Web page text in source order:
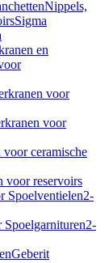
Nippels,
Sigma
en
voor
voor
ceramische
voor reservoirs
Spoelventielen2-
Spoelgarnituren2-
Geberit